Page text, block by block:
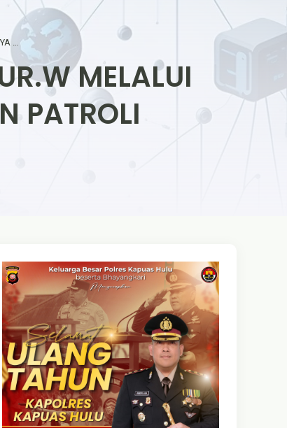
MELALUI
PATROLI